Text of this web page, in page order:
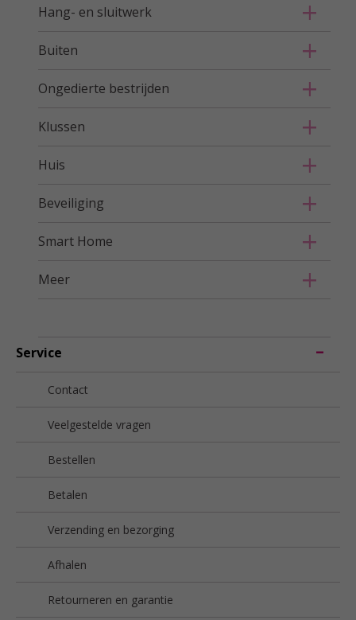
Hang- en sluitwerk
Buiten
Ongedierte bestrijden
Klussen
Huis
Beveiliging
Smart Home
Meer
Service
Contact
Veelgestelde vragen
Bestellen
Betalen
Verzending en bezorging
Afhalen
Retourneren en garantie